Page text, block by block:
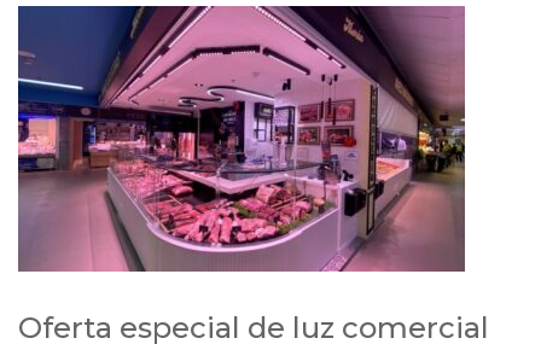
Oferta especial de luz comercial